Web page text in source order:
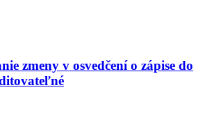
zmeny v osvedčení o zápise do